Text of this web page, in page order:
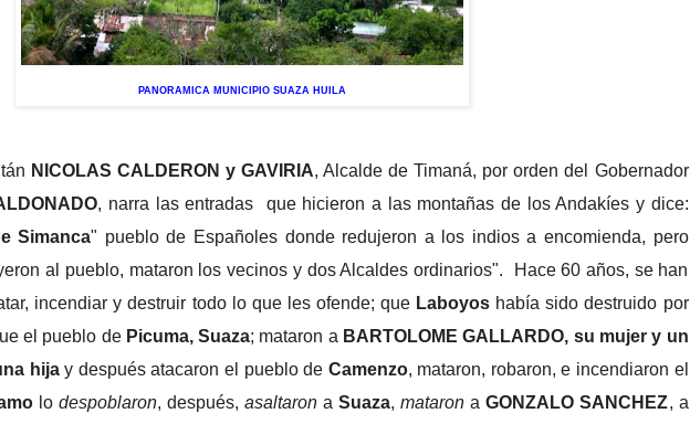
PANORAMICA MUNICIPIO SUAZA HUILA
NICOLAS CALDERON y GAVIRIA, Alcalde de Timaná, por orden del Gobernador
, narra las entradas que hicieron a las montañas de los Andakíes y dice:
Simanca" pueblo de Españoles donde redujeron a los indios a encomienda, pero
al pueblo, mataron los vecinos y dos Alcaldes ordinarios". Hace 60 años, se han
incendiar y destruir todo lo que les ofende; que Laboyos había sido destruido por
el pueblo de Picuma, Suaza; mataron a BARTOLOME GALLARDO, su mujer y un
hijay después atacaron el pueblo de Camenzo, mataron, robaron, e incendiaron el
lo despoblaron, después,asaltaron aSuaza,mataron aGONZALO SANCHEZ, a